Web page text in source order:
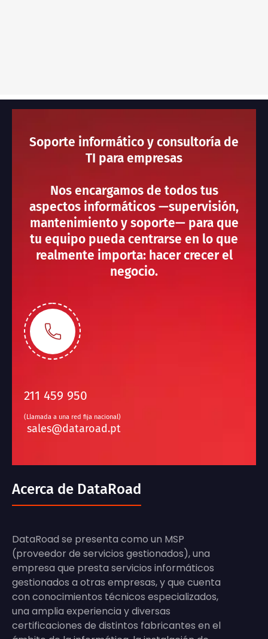
Soporte informático y consultoría de
TI para empresas
Nos encargamos de todos tus
aspectos informáticos —supervisión,
mantenimiento y soporte— para que
tu equipo pueda centrarse en lo que
realmente importa: hacer crecer el
negocio.
211 459 950
(Llamada a una red fija nacional)
sales@dataroad.pt
Acerca de DataRoad
DataRoad se presenta como un MSP
(proveedor de servicios gestionados), una
empresa que presta servicios informáticos
gestionados a otras empresas, y que cuenta
con conocimientos técnicos especializados,
una amplia experiencia y diversas
certificaciones de distintos fabricantes en el